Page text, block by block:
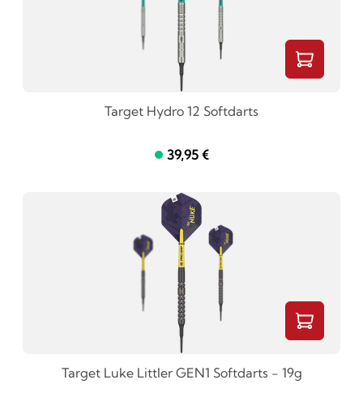
Target Hydro 12 Softdarts
39,95 €
Target Luke Littler GEN1 Softdarts - 19g